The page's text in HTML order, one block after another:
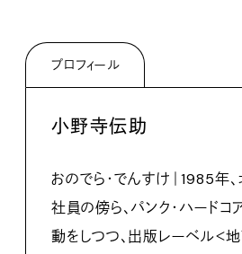
プロフィール
小野寺伝助
おのでら・でんすけ｜1985年
社員の傍ら、パンク・ハード
動をしつつ、出版レーベル＜